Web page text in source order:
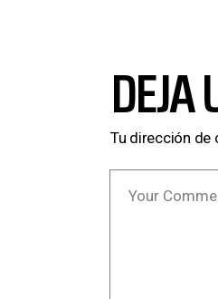
DEJA
Tu dirección de